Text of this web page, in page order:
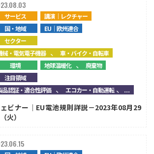
サービス
講演｜レクチャー
国・地域
EU｜欧州連合
セクター
械・電気電子機器 、車・バイク・自転車
環境
地球温暖化 、廃棄物
注目領域
品認証・適合性評価 、エコカー・自動運転、...
ビナー｜EU電池規則詳説－2023年08月29
火）